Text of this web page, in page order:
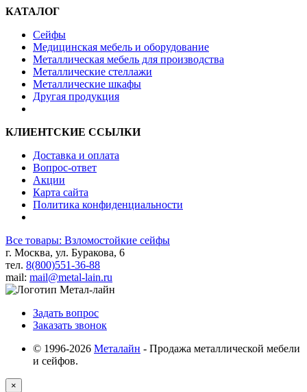
КАТАЛОГ
Сейфы
Медицинская мебель и оборудование
Металлическая мебель для производства
Металлические стеллажи
Металлические шкафы
Другая продукция
КЛИЕНТСКИЕ ССЫЛКИ
Доставка и оплата
Вопрос-ответ
Акции
Карта сайта
Политика конфиденциальности
Все товары: Взломостойкие сейфы
г. Москва, ул. Буракова, 6
тел. 8(800)551-36-88
mail: mail@metal-lain.ru
Задать вопрос
Заказать звонок
© 1996-2026 Металайн - Продажа металлической мебели
и сейфов.
×